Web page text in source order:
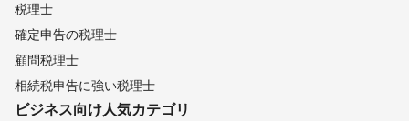
税理士
確定申告の税理士
顧問税理士
相続税申告に強い税理士
ビジネス向け人気カテゴリ